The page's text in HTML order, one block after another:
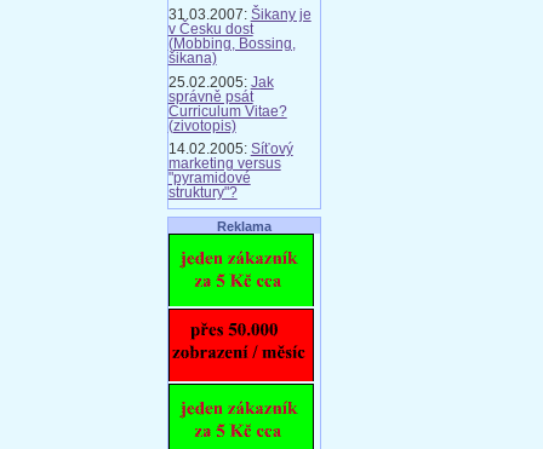
31.03.2007: Šikany je
v Česku dost
(Mobbing, Bossing,
šikana)
25.02.2005: Jak
správně psát
Curriculum Vitae?
(zivotopis)
14.02.2005: Síťový
marketing versus
"pyramidové
struktury"?
Reklama